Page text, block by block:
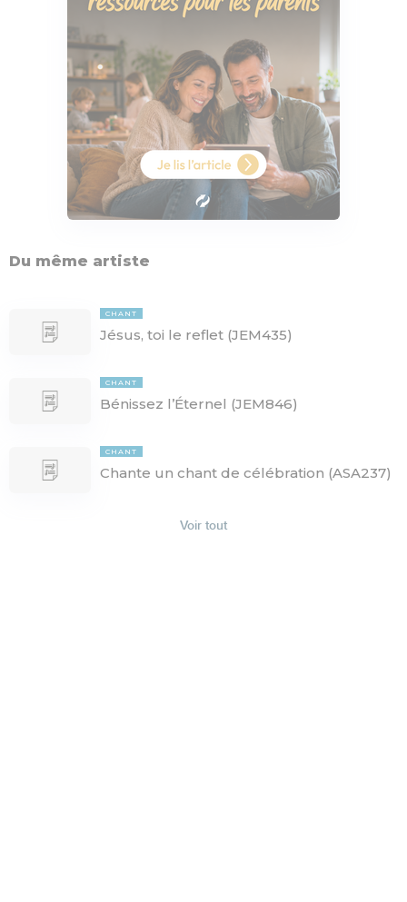
Du même artiste
CHANT
Jésus, toi le reflet (JEM435)
CHANT
Bénissez l’Éternel (JEM846)
CHANT
Chante un chant de célébration (ASA237)
Voir tout